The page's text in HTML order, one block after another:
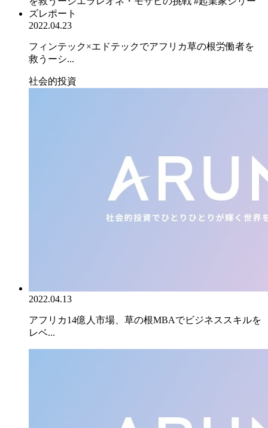
2022.04.23
フィンテック×エドテックでアフリカ草の根労働者を
救うーシ...
社会的投資
2022.04.13
アフリカ14億人市場、草の根MBAでビジネススキルを
レベ...